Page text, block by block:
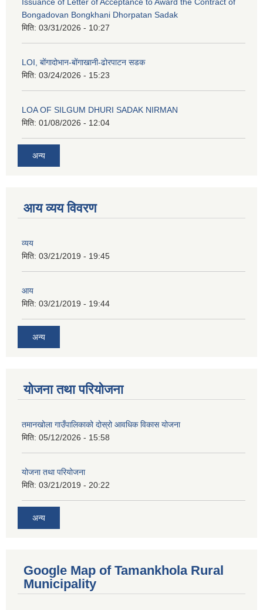
Bongadovan Bongkhani Dhorpatan Sadak
मिति: 03/31/2026 - 10:27
LOI, बोंगादोभान-बोंगाखानी-ढोरपाटन सडक
मिति: 03/24/2026 - 15:23
LOA OF SILGUM DHURI SADAK NIRMAN
मिति: 01/08/2026 - 12:04
अन्य
आय व्यय विवरण
व्यय
मिति: 03/21/2019 - 19:45
आय
मिति: 03/21/2019 - 19:44
अन्य
योजना तथा परियोजना
तमानखोला गाउँपालिकाको दोस्रो आवधिक विकास योजना
मिति: 05/12/2026 - 15:58
योजना तथा परियोजना
मिति: 03/21/2019 - 20:22
अन्य
Google Map of Tamankhola Rural
Municipality